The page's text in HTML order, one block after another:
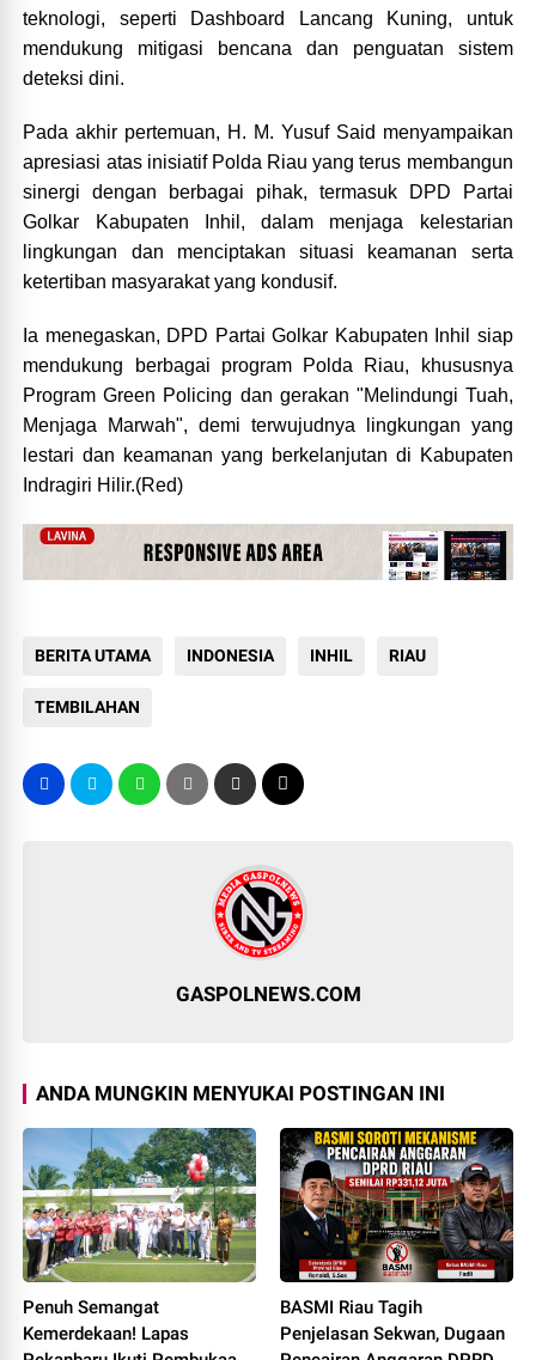
teknologi, seperti Dashboard Lancang Kuning, untuk
mendukung mitigasi bencana dan penguatan sistem
deteksi dini.
Pada akhir pertemuan, H. M. Yusuf Said menyampaikan
apresiasi atas inisiatif Polda Riau yang terus membangun
sinergi dengan berbagai pihak, termasuk DPD Partai
Golkar Kabupaten Inhil, dalam menjaga kelestarian
lingkungan dan menciptakan situasi keamanan serta
ketertiban masyarakat yang kondusif.
Ia menegaskan, DPD Partai Golkar Kabupaten Inhil siap
mendukung berbagai program Polda Riau, khususnya
Program Green Policing dan gerakan "Melindungi Tuah,
Menjaga Marwah", demi terwujudnya lingkungan yang
lestari dan keamanan yang berkelanjutan di Kabupaten
Indragiri Hilir.(Red)
BERITA UTAMA INDONESIA INHIL RIAU
TEMBILAHAN
GASPOLNEWS.COM
ANDA MUNGKIN MENYUKAI POSTINGAN INI
Penuh Semangat
Kemerdekaan! Lapas
BASMI Riau Tagih
Penjelasan Sekwan, Dugaan